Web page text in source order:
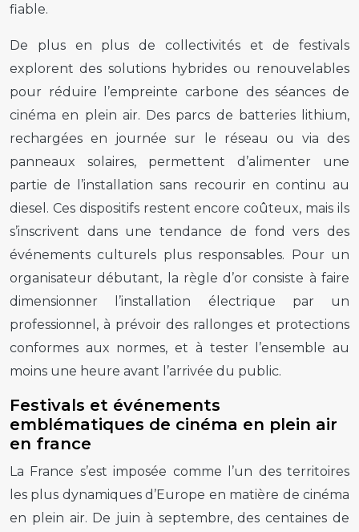
fiable.
De plus en plus de collectivités et de festivals
explorent des solutions hybrides ou renouvelables
pour réduire l’empreinte carbone des séances de
cinéma en plein air. Des parcs de batteries lithium,
rechargées en journée sur le réseau ou via des
panneaux solaires, permettent d’alimenter une
partie de l’installation sans recourir en continu au
diesel. Ces dispositifs restent encore coûteux, mais ils
s’inscrivent dans une tendance de fond vers des
événements culturels plus responsables. Pour un
organisateur débutant, la règle d’or consiste à faire
dimensionner l’installation électrique par un
professionnel, à prévoir des rallonges et protections
conformes aux normes, et à tester l’ensemble au
moins une heure avant l’arrivée du public.
Festivals et événements
emblématiques de cinéma en plein air
en france
La France s’est imposée comme l’un des territoires
les plus dynamiques d’Europe en matière de cinéma
en plein air. De juin à septembre, des centaines de